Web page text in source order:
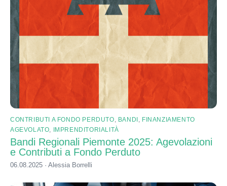
CONTRIBUTI A FONDO PERDUTO BANDI
FINANZIAMENTO
AGEVOLATO
IMPRENDITORIALITÀ
Bandi Regionali Piemonte 2025: Agevolazioni
e Contributi a Fondo Perduto
06.08.2025 · Alessia Borrelli